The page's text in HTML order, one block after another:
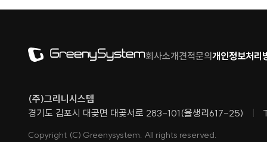
회사소개견적문의개인정보처리
(주)그리니시스템
경기도 김포시 대곶면 대곶서로 283-101(율생리617-25)
Copyright (C) Greenysystem. All rights reserved.